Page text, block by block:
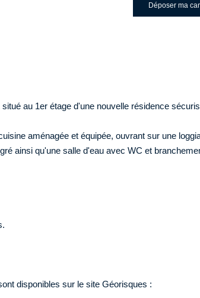
Déposer ma
au 1er étage d'une nouvelle résidence
aménagée et équipée, ouvrant sur une
ainsi qu'une salle d'eau avec WC et
disponibles sur le site Géorisques :